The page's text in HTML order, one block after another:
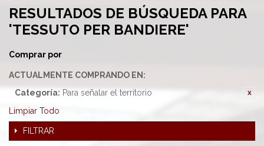
RESULTADOS DE BÚSQUEDA PARA
'TESSUTO PER BANDIERE'
Comprar por
ACTUALMENTE COMPRANDO EN:
Categoría: Para señalar el territorio
Limpiar Todo
FILTRAR